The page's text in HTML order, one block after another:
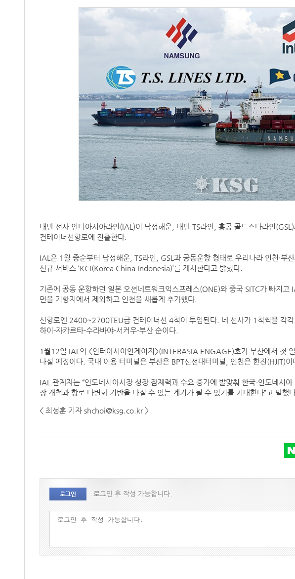
대만 선사 인터아시아라인(IAL)이 남성해운, 대만 TS라인, 홍콩 골드스타라인
컨테이너선항로에 진출한다.
IAL은 1월 중순부터 남성해운, TS라인, GSL과 공동운항 형태로 우리나라 인천·부
신규 서비스 ‘KCI(Korea China Indonesia)’를 개시한다고 밝혔다.
기존에 공동 운항하던 일본 오션네트워크익스프레스(ONE)와 중국 SITC가 빠지고
먼을 기항지에서 제외하고 인천을 새롭게 추가했다.
신항로엔 2400~2700TEU급 컨테이너선 4척이 투입된다. 네 선사가 1척씩을 각
하이-자카르타-수라바야-서커우-부산 순이다.
1월12일 IAL의 <인터아시아인게이지>(INTERASIA ENGAGE)호가 부산에서 첫
나설 예정이다. 국내 이용 터미널은 부산은 BPT신선대터미널, 인천은 한진(HJIT)이
IAL 관계자는 “인도네시아시장 성장 잠재력과 수요 증가에 발맞춰 한국-인도네시아
장 개척과 항로 다변화 기반을 다질 수 있는 계기가 될 수 있기를 기대한다”고 말했
< 최성훈 기자 shchoi@ksg.co.kr >
로그인
로그인 후 작성 가능합니다.